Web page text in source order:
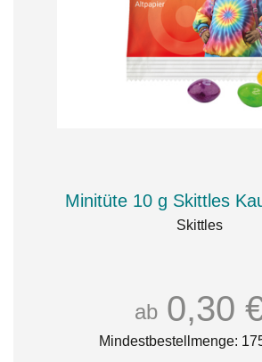
Minitüte 10 g Skittles
Skittles
ab 0,30
Mindestbestellmenge: